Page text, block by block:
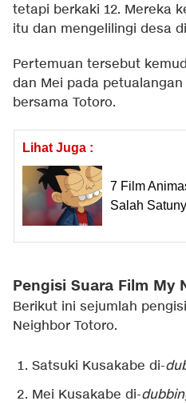
tetapi berkaki 12. Mereka
itu dan mengelilingi desa
Pertemuan tersebut
dan Mei pada
bersama Totoro.
Lihat Juga :
7 Film
Salah
Pengisi Suara Film My
Berikut ini sejumlah
Neighbor Totoro.
Satsuki Kusakabe di-
Mei Kusakabe di-